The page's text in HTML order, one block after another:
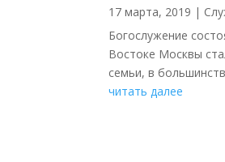
17 марта, 2019 |
Богослужение
Востоке Москвы
семьи, в
читать далее